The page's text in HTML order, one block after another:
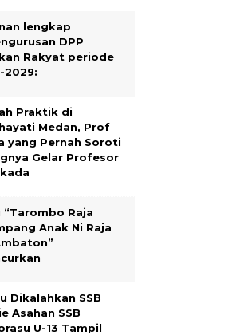
lengkap
DPP
Rakyat periode
2029:
Praktik di
Medan, Prof
yang Pernah Soroti
Gelar Profesor
“Tarombo Raja
Anak Ni Raja
Dikalahkan SSB
Asahan SSB
U-13 Tampil